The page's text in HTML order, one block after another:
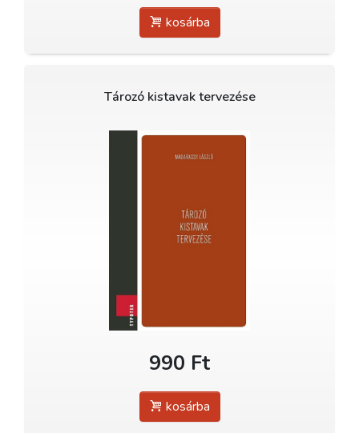
kosárba
Tározó kistavak tervezése
990 Ft
kosárba